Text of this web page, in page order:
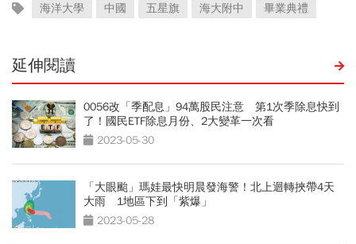
海洋大學 中國 五星旗 海大附中 畢業典禮
延伸閱讀
0056改「季配息」94萬股民注意 第1次季除息快到
了！國民ETF除息月份、2大變革一次看
2023-05-30
「大眼颱」瑪娃最快明晨發海警！北上迴轉挾帶4天
大雨 1地區下到「紫爆」
2023-05-28